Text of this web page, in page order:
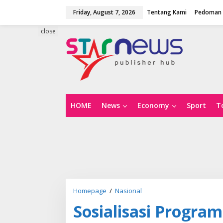
Friday, August 7, 2026 Tentang Kami Pedoman
HOME News Economy Sport
close
Homepage / Nasional
s
i
Sosialisasi